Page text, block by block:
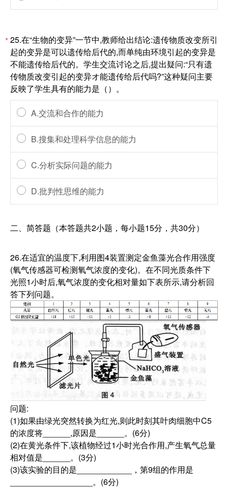
*25.在“生物的变异”一节中,教师给出结论:遗传物质改变所引
起的变异是可以遗传给后代的,而单纯由环境引起的变异是
不能遗传给后代的。学生交流讨论之后,提出疑问:“只有遗
传物质改变引起的变异オ能遗传给后代吗?”这种疑问主要
反映了学生具有的能力是（）。
A.交流和合作的能力
B.搜集和处理科学信息的能力
C.分析实际问题的能力
D.批判性思维的能力
二、简答题（本答题共2小题，每小题15分，共30分）
26.在适宜的温度下,利用图4装置测定金鱼藻光合作用强度
(氧气传感器可检测氧气浓度的变化)。在不同光质条件下
光照1小时后,氧气浓度的变化相对量如下表所示,请分析回
答下列问题。
问题:
(1)如果由绿光突然转换为红光,则此时刻其叶肉细胞中C5
的浓度将______,原因是______。(6分)
(2)在黄光条件下,该植物经过1小时光合作用,产生氧气总量
相对值是______。(3分)
(3)该实验的目的是____________，第9组的作用是
__________________。(6分)